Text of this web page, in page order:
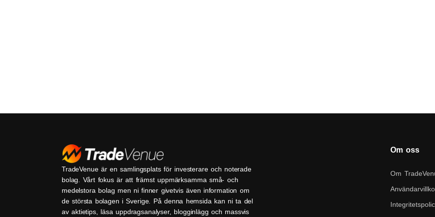
TradeVenue är en samlingsplats för investerare och noterade
bolag. Vårt fokus är att främst uppmärksamma små- och
medelstora bolag men ni finner givetvis även information om
de största bolagen i Sverige. På denna hemsida kan ni ta del
av aktietips, läsa uppdragsanalyser, blogginlägg och massvis
Om oss
Om